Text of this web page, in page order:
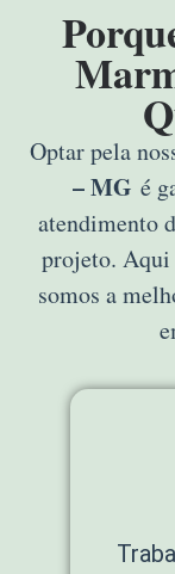
Optar pela
– MG é
atendimento
projeto. Aqui
somos a